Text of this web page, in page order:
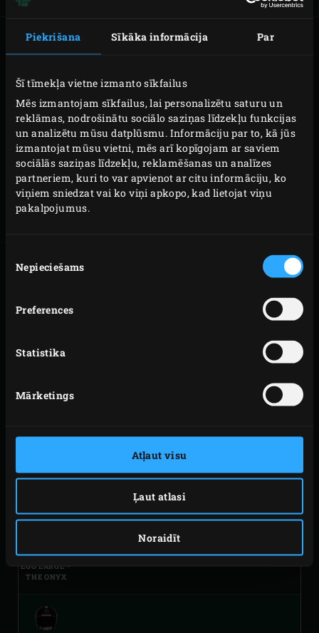
Piekrišana Sīkāka informācija Par
Šī tīmekļa vietne izmanto sīkfailus
Mēs izmantojam sīkfailus, lai personalizētu saturu un
reklāmas, nodrošinātu sociālo saziņas līdzekļu funkcijas
un analizētu mūsu datplūsmu. Informāciju par to, kā jūs
izmantojat mūsu vietni, mēs arī kopīgojam ar saviem
sociālās saziņas līdzekļu, reklamēšanas un analīzes
partneriem, kuri to var apvienot ar citu informāciju, ko
viņiem sniedzat vai ko viņi apkopo, kad lietojat viņu
pakalpojumus.
izvēle
Nepieciešams
Preferences
Statistika
Mārketings
Atļaut visu
Ļaut atlasi
Noraidīt
BIG GREEN EGG 2XL
Ideāls EGG lieliem
pasākumiem
SALĪDZINIET DAŽĀDUS
Kurš būs jums labāk piemērots – Big Green Egg Large vai
Big Green Egg Medium? Mēs esam atvieglojuši dažādu
EGG modeļu izvērtēšanu un salīdzināšanu pēc diametra,
gatavošanas zonas izmēra, svara un augstuma.
REŽĢA
DIAMETRS
GATAVOŠANAS
JOMA
SVARS AUGSTUMS
BIG GREEN
EGG LARGE –
THE ONYX